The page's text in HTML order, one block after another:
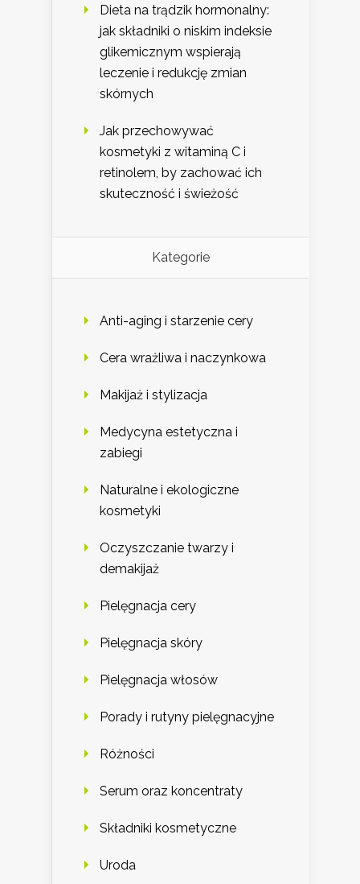
Dieta na trądzik hormonalny:
jak składniki o niskim indeksie
glikemicznym wspierają
leczenie i redukcję zmian
skórnych
Jak przechowywać
kosmetyki z witaminą C i
retinolem, by zachować ich
skuteczność i świeżość
Kategorie
Anti-aging i starzenie cery
Cera wrażliwa i naczynkowa
Makijaż i stylizacja
Medycyna estetyczna i
zabiegi
Naturalne i ekologiczne
kosmetyki
Oczyszczanie twarzy i
demakijaż
Pielęgnacja cery
Pielęgnacja skóry
Pielęgnacja włosów
Porady i rutyny pielęgnacyjne
Różności
Serum oraz koncentraty
Składniki kosmetyczne
Uroda